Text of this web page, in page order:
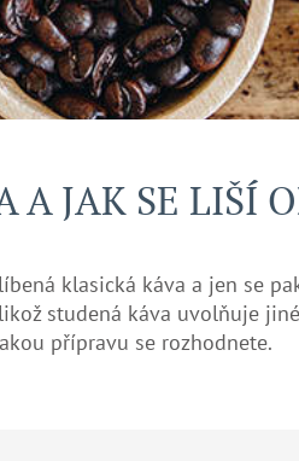
A JAK SE LIŠÍ
klasická káva a jen se
studená káva uvolňuje
přípravu se rozhodnete.